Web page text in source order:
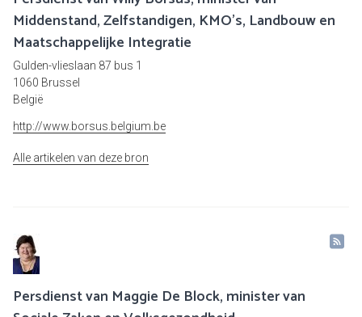
Middenstand, Zelfstandigen, KMO's, Landbouw en
Maatschappelijke Integratie
Gulden-vlieslaan 87 bus 1
1060 Brussel
België
http://www.borsus.belgium.be
Alle artikelen van deze bron
Persdienst van Maggie De Block, minister van